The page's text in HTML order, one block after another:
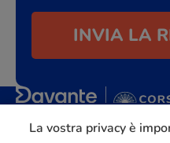
INVIA LA
Punto di riferimento di
La vostra privacy è